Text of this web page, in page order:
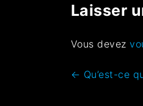
Laisser
Vous devez
← Qu’est-ce